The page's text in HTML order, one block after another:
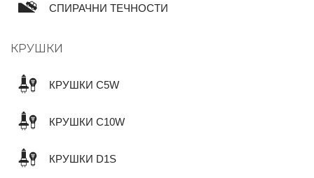
СПИРАЧНИ ТЕЧНОСТИ
КРУШКИ
КРУШКИ C5W
КРУШКИ C10W
КРУШКИ D1S